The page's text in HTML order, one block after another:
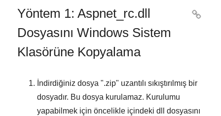
Yöntem 1: Aspnet_rc.dll
Dosyasını Windows Sistem
Klasörüne Kopyalama

İndirdiğiniz dosya ".zip" uzantılı sıkıştırılmış bir
dosyadır. Bu dosya kurulamaz. Kurulumu
yapabilmek için öncelikle içindeki dll dosyasını